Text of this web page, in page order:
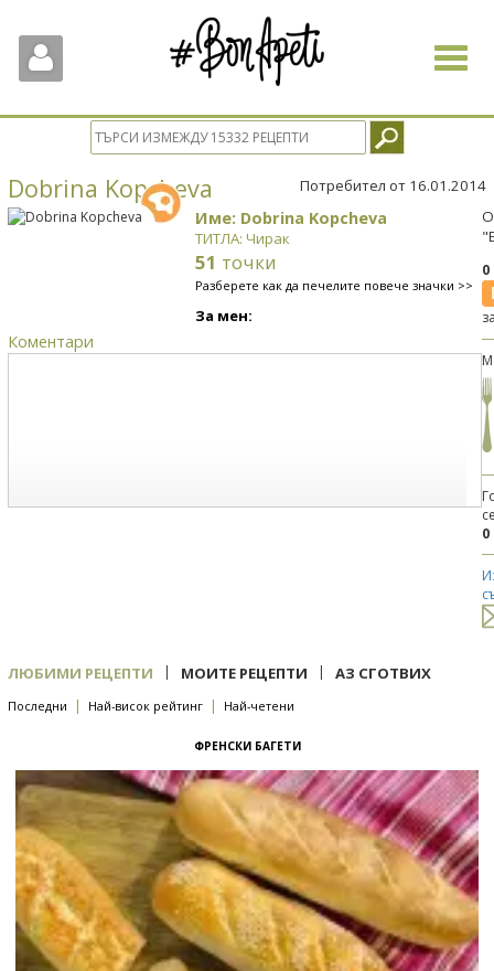
Toggle
Dobrina Kopcheva Потребител от 16.01.2014
Име: Dobrina Kopcheva
ТИТЛА: Чирак
51 точки
Разберете как да печелите повече значки >>
За мен:
Коментари
0
ЛЮБИМИ РЕЦЕПТИ | МОИТЕ РЕЦЕПТИ | АЗ СГОТВИХ
Последни | Най-висок рейтинг | Най-четени
ФРЕНСКИ БАГЕТИ